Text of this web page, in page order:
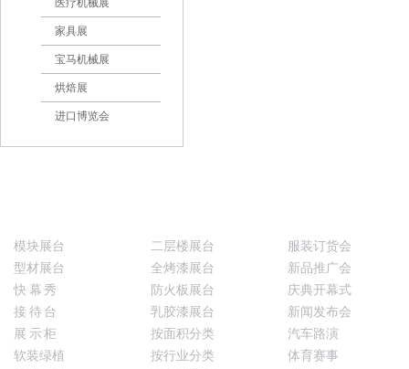
医疗机械展
家具展
宝马机械展
烘焙展
进口博览会
模块展台
型材展台
快 幕 秀
接 待 台
展 示 柜
软装绿植
二层楼展台
全烤漆展台
防火板展台
乳胶漆展台
按面积分类
按行业分类
服装订货会
新品推广会
庆典开幕式
新闻发布会
汽车路演
体育赛事